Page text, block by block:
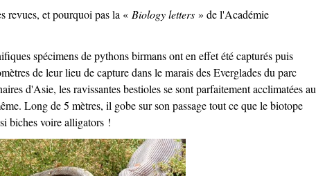
revues, et pourquoi pas la « Biology letters » de l'Académie
de leur lieu de capture dans le marais des Everglades du parc
d'Asie, les ravissantes bestioles se sont parfaitement acclimatées au
Long de 5 mètres, il gobe sur son passage tout ce que le biotope
biches voire alligators !